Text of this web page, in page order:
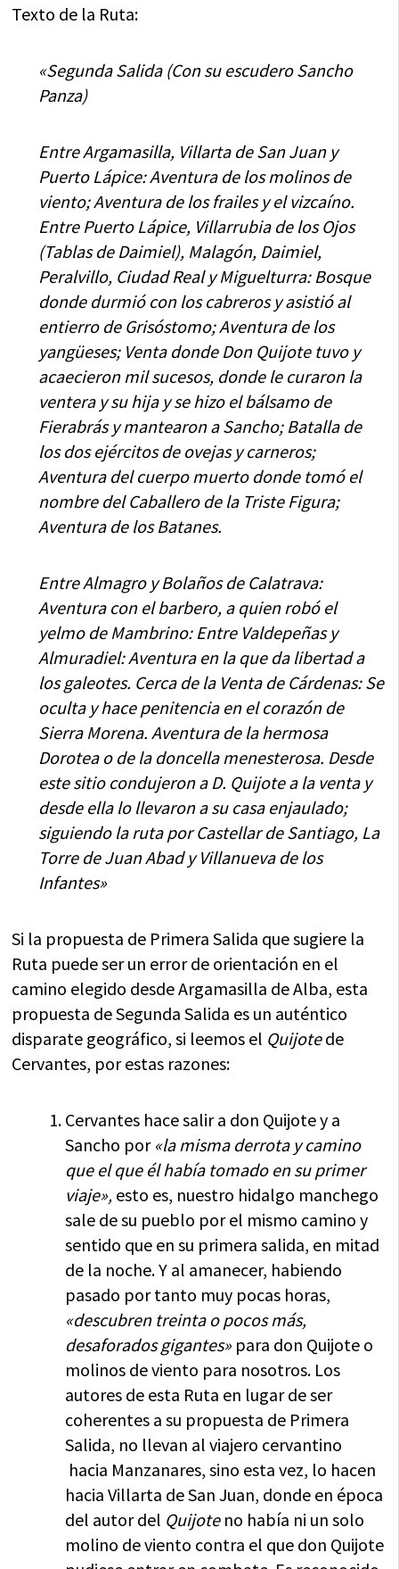
Texto de la Ruta:
«Segunda Salida (Con su escudero Sancho
Panza)
Entre Argamasilla, Villarta de San Juan y
Puerto Lápice: Aventura de los molinos de
viento; Aventura de los frailes y el vizcaíno.
Entre Puerto Lápice, Villarrubia de los Ojos
(Tablas de Daimiel), Malagón, Daimiel,
Peralvillo, Ciudad Real y Miguelturra: Bosque
donde durmió con los cabreros y asistió al
entierro de Grisóstomo; Aventura de los
yangüeses; Venta donde Don Quijote tuvo y
acaecieron mil sucesos, donde le curaron la
ventera y su hija y se hizo el bálsamo de
Fierabrás y mantearon a Sancho; Batalla de
los dos ejércitos de ovejas y carneros;
Aventura del cuerpo muerto donde tomó el
nombre del Caballero de la Triste Figura;
Aventura de los Batanes.
Entre Almagro y Bolaños de Calatrava:
Aventura con el barbero, a quien robó el
yelmo de Mambrino: Entre Valdepeñas y
Almuradiel: Aventura en la que da libertad a
los galeotes. Cerca de la Venta de Cárdenas: Se
oculta y hace penitencia en el corazón de
Sierra Morena. Aventura de la hermosa
Dorotea o de la doncella menesterosa. Desde
este sitio condujeron a D. Quijote a la venta y
desde ella lo llevaron a su casa enjaulado;
siguiendo la ruta por Castellar de Santiago, La
Torre de Juan Abad y Villanueva de los
Infantes»
Si la propuesta de Primera Salida que sugiere la
Ruta puede ser un error de orientación en el
camino elegido desde Argamasilla de Alba, esta
propuesta de Segunda Salida es un auténtico
disparate geográfico, si leemos el Quijotede
Cervantes, por estas razones:
Cervantes hace salir a don Quijote y a
Sancho por «la misma derrota y camino
que el que él había tomado en su primer
viaje», esto es, nuestro hidalgo manchego
sale de su pueblo por el mismo camino y
sentido que en su primera salida, en mitad
de la noche. Y al amanecer, habiendo
pasado por tanto muy pocas horas,
«descubren treinta o pocos más,
desaforados gigantes» para don Quijote o
molinos de viento para nosotros. Los
autores de esta Ruta en lugar de ser
coherentes a su propuesta de Primera
Salida, no llevan al viajero cervantino
hacia Manzanares, sino esta vez, lo hacen
hacia Villarta de San Juan, donde en época
del autor del Quijote no había ni un solo
molino de viento contra el que don Quijote